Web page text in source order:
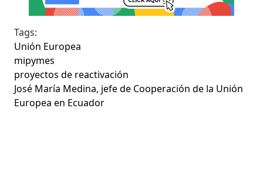
Tags:
Unión Europea
mipymes
proyectos de reactivación
José María Medina, jefe de Cooperación de la Unión
Europea en Ecuador